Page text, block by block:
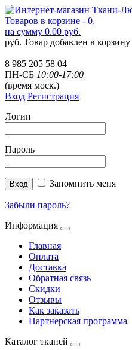
Товаров в корзине - 0,
на сумму 0.00 руб.
руб. Товар добавлен в корзину
8 985 205 58 04
ПН-СБ 10:00-17:00
(время моск.)
Вход Регистрация
Логин
Пароль
Запомнить меня
Забыли пароль?
Информация
Главная
Оплата
Доставка
Обратная связь
Скидки
Отзывы
Как заказать
Партнерская программа
Каталог тканей